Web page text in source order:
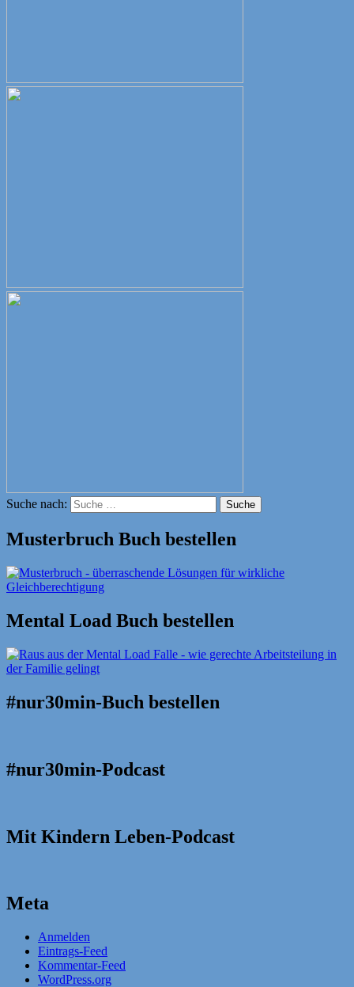
Suche nach: Suche
Musterbruch Buch bestellen
Mental Load Buch bestellen
#nur30min-Buch bestellen
#nur30min-Podcast
Mit Kindern Leben-Podcast
Meta
Anmelden
Eintrags-Feed
Kommentar-Feed
WordPress.org